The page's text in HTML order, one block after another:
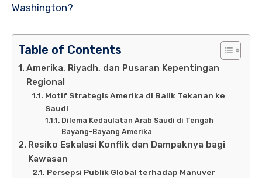
Washington?
Table of Contents
Amerika, Riyadh, dan Pusaran Kepentingan
Regional
Motif Strategis Amerika di Balik Tekanan ke
Saudi
Dilema Kedaulatan Arab Saudi di Tengah
Bayang-Bayang Amerika
Resiko Eskalasi Konflik dan Dampaknya bagi
Kawasan
Persepsi Publik Global terhadap Manuver